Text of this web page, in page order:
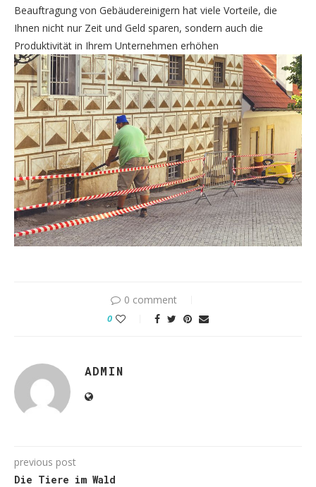
Beauftragung von Gebäudereinigern hat viele Vorteile, die
Ihnen nicht nur Zeit und Geld sparen, sondern auch die
Produktivität in Ihrem Unternehmen erhöhen
0 comment
0
ADMIN
previous post
Die Tiere im Wald